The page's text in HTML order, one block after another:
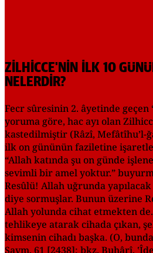
ZİLHİCCE'NİN İLK 10
NELERDİR?
Fecr sûresinin 2. âyetinde
yoruma göre, hac ayı olan
kastedilmiştir (Râzî, Mefâtîhu’l-
ilk on gününün faziletine
“Allah katında şu on günde
sevimli bir amel yoktur.”
Resûlü! Allah uğrunda
diye sormuşlar. Bunun üzerine
Allah yolunda cihat etmekten de.
tehlikeye atarak cihada çıkan,
kimsenin cihadı başka. (O,
Savm, 61 [2438]; bkz. Buhârî,